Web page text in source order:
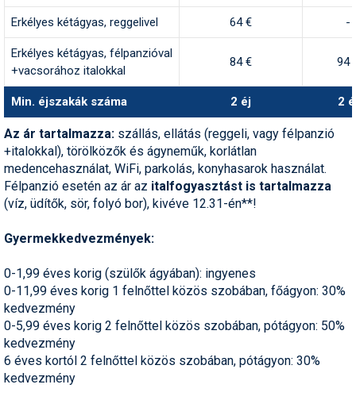
Termékajánló
Történelem
Utazási tippek
Védőfelszerelés
Erkélyes kétágyas, reggelivel 64 € -
Erkélyes kétágyas, félpanzióval
+vacsorához italokkal
84 € 94
Min. éjszakák száma 2 éj 2
Az ár tartalmazza: szállás, ellátás (reggeli, vagy félpanzió
+italokkal), törölközők és ágyneműk, korlátlan
medencehasználat, WiFi, parkolás, konyhasarok használat.
Félpanzió esetén az ár az italfogyasztást is tartalmazza
(víz, üdítők, sör, folyó bor), kivéve 12.31-én**!
Gyermekkedvezmények:
0-1,99 éves korig (szülők ágyában): ingyenes
0-11,99 éves korig 1 felnőttel közös szobában, főágyon: 30%
kedvezmény
0-5,99 éves korig 2 felnőttel közös szobában, pótágyon: 50%
kedvezmény
6 éves kortól 2 felnőttel közös szobában, pótágyon: 30%
kedvezmény